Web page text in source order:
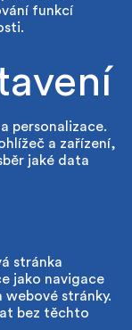
funkcí
personalizace.
a zařízení,
jaké data
stránka
jako navigace
webové stránky.
bez těchto